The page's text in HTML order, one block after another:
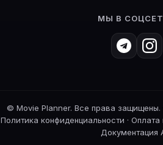
МЫ В
© Movie Planner. Все права защищены.
Политика конфиденциальности · Оплата
Документация